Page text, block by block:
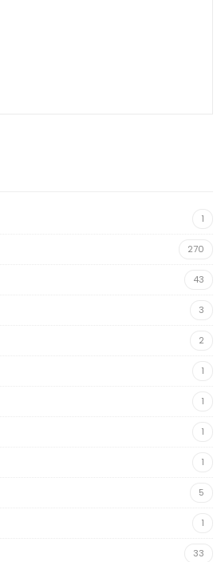
1
270
43
3
2
1
1
1
1
5
1
33